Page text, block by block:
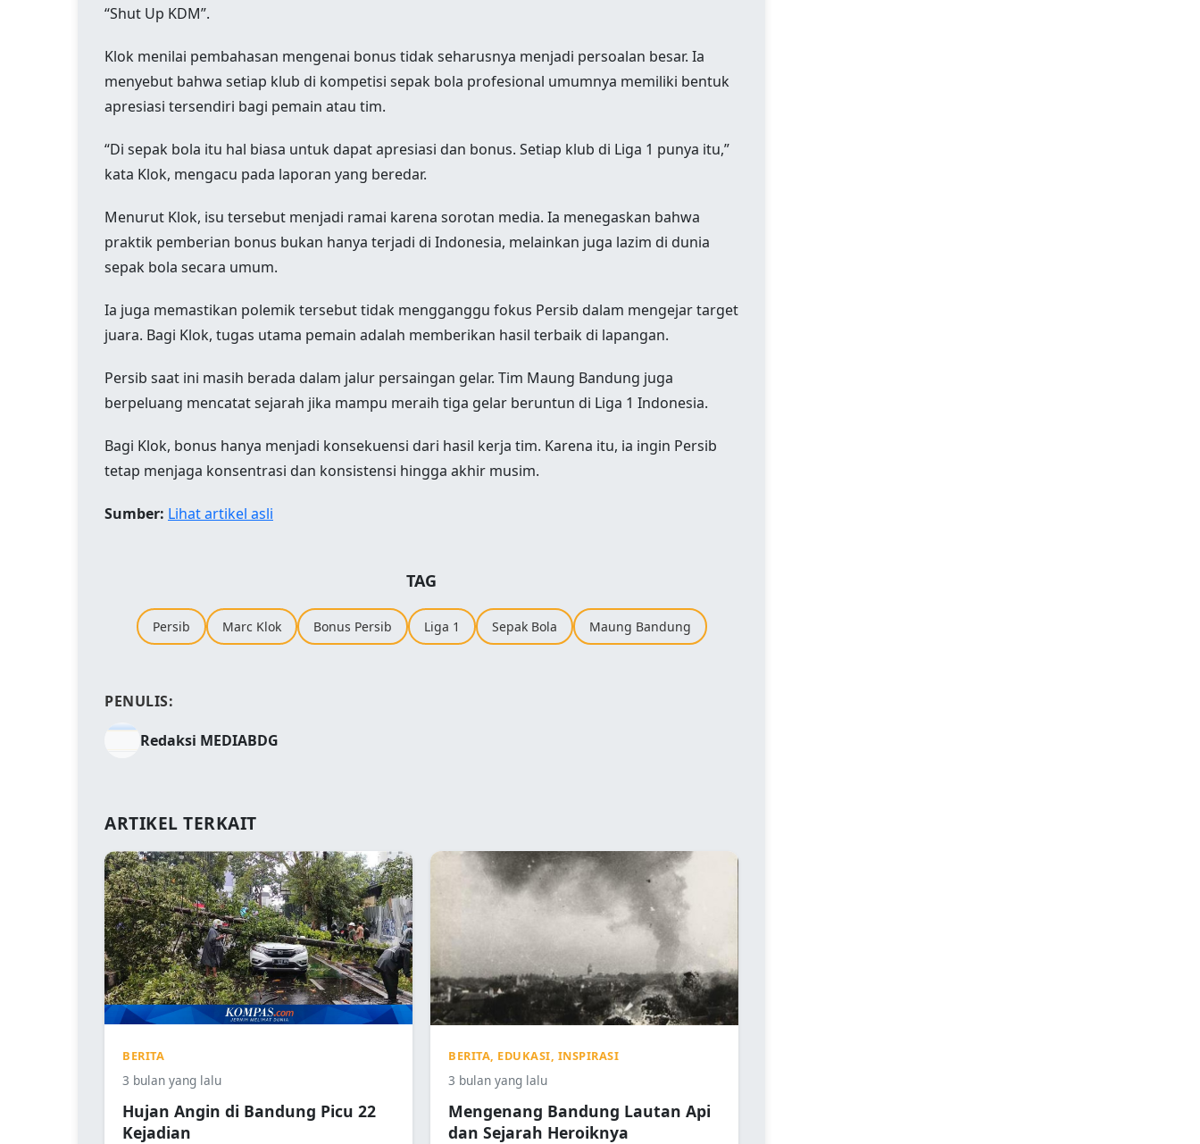
“Shut Up KDM”.
Klok menilai pembahasan mengenai bonus tidak seharusnya menjadi persoalan besar. Ia
menyebut bahwa setiap klub di kompetisi sepak bola profesional umumnya memiliki bentuk
apresiasi tersendiri bagi pemain atau tim.
“Di sepak bola itu hal biasa untuk dapat apresiasi dan bonus. Setiap klub di Liga 1 punya itu,”
kata Klok, mengacu pada laporan yang beredar.
Menurut Klok, isu tersebut menjadi ramai karena sorotan media. Ia menegaskan bahwa
praktik pemberian bonus bukan hanya terjadi di Indonesia, melainkan juga lazim di dunia
sepak bola secara umum.
Ia juga memastikan polemik tersebut tidak mengganggu fokus Persib dalam mengejar target
juara. Bagi Klok, tugas utama pemain adalah memberikan hasil terbaik di lapangan.
Persib saat ini masih berada dalam jalur persaingan gelar. Tim Maung Bandung juga
berpeluang mencatat sejarah jika mampu meraih tiga gelar beruntun di Liga 1 Indonesia.
Bagi Klok, bonus hanya menjadi konsekuensi dari hasil kerja tim. Karena itu, ia ingin Persib
tetap menjaga konsentrasi dan konsistensi hingga akhir musim.
Sumber: Lihat artikel asli
TAG
Persib Marc Klok Bonus Persib Liga 1 Sepak Bola Maung Bandung
PENULIS:
Redaksi MEDIABDG
ARTIKEL TERKAIT
BERITA
3 bulan yang lalu
Hujan Angin di Bandung Picu 22
Kejadian
BERITA, EDUKASI, INSPIRASI
3 bulan yang lalu
Mengenang Bandung Lautan Api
dan Sejarah Heroiknya